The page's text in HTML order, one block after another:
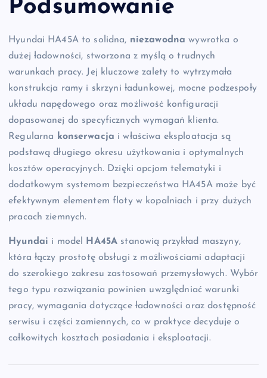
Podsumowanie
Hyundai HA45A to solidna, niezawodna wywrotka o
dużej ładowności, stworzona z myślą o trudnych
warunkach pracy. Jej kluczowe zalety to wytrzymała
konstrukcja ramy i skrzyni ładunkowej, mocne podzespoły
układu napędowego oraz możliwość konfiguracji
dopasowanej do specyficznych wymagań klienta.
Regularna konserwacja i właściwa eksploatacja są
podstawą długiego okresu użytkowania i optymalnych
kosztów operacyjnych. Dzięki opcjom telematyki i
dodatkowym systemom bezpieczeństwa HA45A może być
efektywnym elementem floty w kopalniach i przy dużych
pracach ziemnych.
Hyundai i model HA45A stanowią przykład maszyny,
która łączy prostotę obsługi z możliwościami adaptacji
do szerokiego zakresu zastosowań przemysłowych. Wybór
tego typu rozwiązania powinien uwzględniać warunki
pracy, wymagania dotyczące ładowności oraz dostępność
serwisu i części zamiennych, co w praktyce decyduje o
całkowitych kosztach posiadania i eksploatacji.